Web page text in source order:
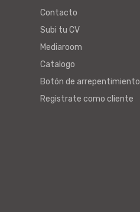
Contacto
Subi tu CV
Mediaroom
Catalogo
Botón de arrepentimiento
Registrate como cliente